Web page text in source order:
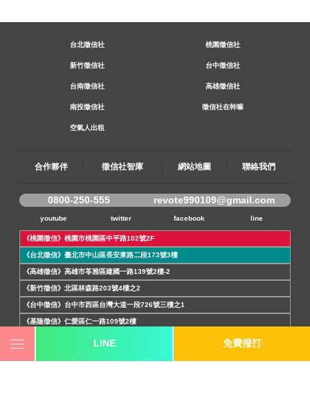
LINE 免費撥打
台北徵信社 桃園徵信社
新竹徵信社 台中徵信社
台南徵信社 高雄徵信社
南投徵信社 徵信社在幹嘛
空氣人出租
合作夥伴 徵信社智庫 網站地圖 聯絡我們
0800-250-555 revote990109@gmail.com
youtube twitter facebook line
《桃園徵信》桃園市桃園區中平路102號2F
《台北徵信》臺北市中山區長安東路二段173號3樓
《高雄徵信》高雄市苓雅區建國一路139號2樓-2
《新竹徵信》北區林森路203號4樓之2
《台中徵信》台中市西區台灣大道一段726號三樓之1
《基隆徵信》仁愛區仁一路109號2樓
《香港徵信》100 Queen's Road Central,6th,12th,&15th Floors,Central
《日本徵信》30/F Shinjuku Park Tower,3-7-1 Nishi-Shinjuku,Shinjuku-
ku,Tokyo,163-1030